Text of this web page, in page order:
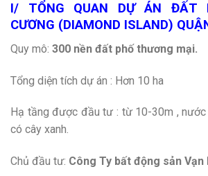
I/ TỔNG QUAN DỰ ÁN ĐẤT
CƯƠNG (DIAMOND ISLAND)
Quy mô: 300 nền đất phố thương mại.
Tổng diện tích dự án : Hơn 10 ha
Hạ tầng được đầu tư : từ 10-30m , nước
có cây xanh.
Chủ đầu tư: Công Ty bất động sản